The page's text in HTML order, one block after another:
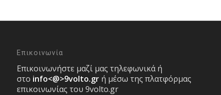
Επικοινωνία
Επικοινωνήστε μαζί μας τηλεφωνικά ή
στο info<@>9volto.gr ή μέσω της πλατφόρμας
επικοινωνίας του 9volto.gr